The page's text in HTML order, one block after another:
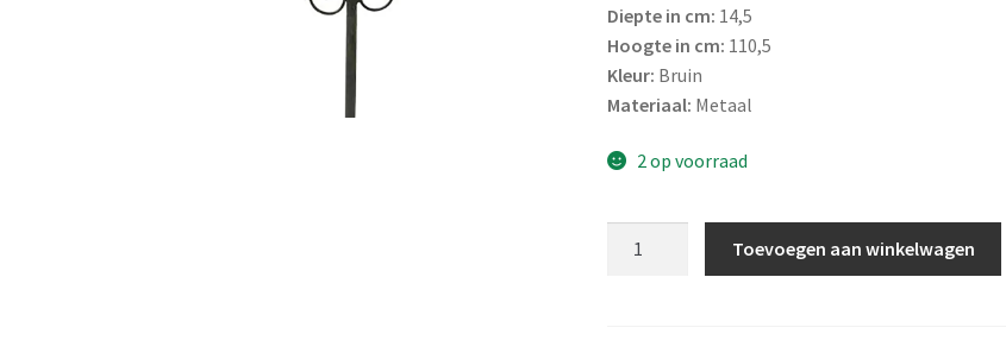
Diepte in cm: 14,5
Hoogte in cm: 110,5
Kleur: Bruin
Materiaal: Metaal
2 op voorraad
Toevoegen aan winkelwagen